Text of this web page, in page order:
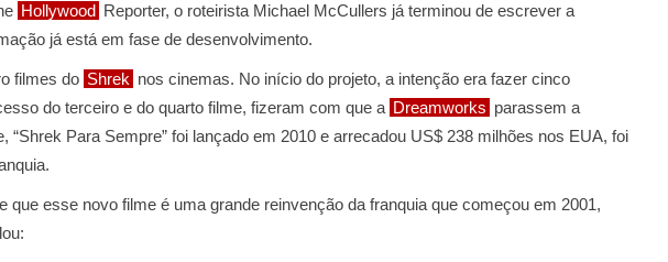
Hollywood Reporter, o roteirista Michael McCullers já terminou de escrever a
já está em fase de desenvolvimento.
filmes do Shrek nos cinemas. No início do projeto, a intenção era fazer cinco
do terceiro e do quarto filme, fizeram com que a Dreamworks parassem a
“Shrek Para Sempre” foi lançado em 2010 e arrecadou US$ 238 milhões nos EUA, foi
que esse novo filme é uma grande reinvenção da franquia que começou em 2001,